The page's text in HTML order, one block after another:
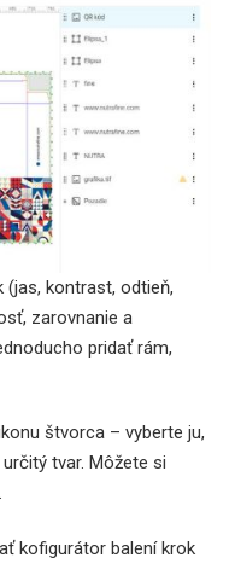
(jas, kontrast, odtieň,
zarovnanie a
pridať rám,
štvorca – vyberte ju,
tvar. Môžete si
kofigurátor balení krok